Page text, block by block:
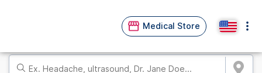
Medical Store